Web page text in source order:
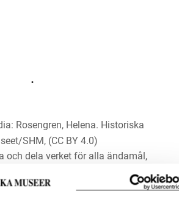
Rosengren, Helena. Historiska
SHM, (CC BY 4.0)
och dela verket för alla ändamål,
och licensgivare.